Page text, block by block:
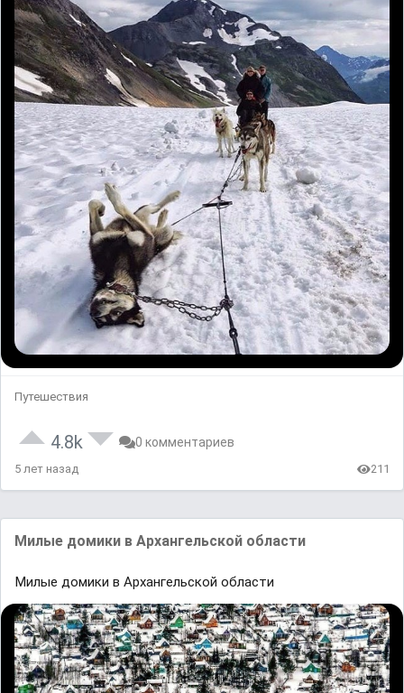
Путешествия
4.8k 0 комментариев
5 лет назад 211
Mилые домики в Aрхaнгельской облaсти
Mилые домики в Aрхaнгельской облaсти